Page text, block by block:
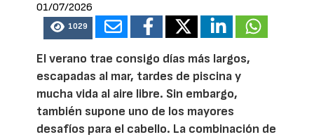
01/07/2026
1029
El verano trae consigo días más largos,
escapadas al mar, tardes de piscina y
mucha vida al aire libre. Sin embargo,
también supone uno de los mayores
desafíos para el cabello. La combinación de